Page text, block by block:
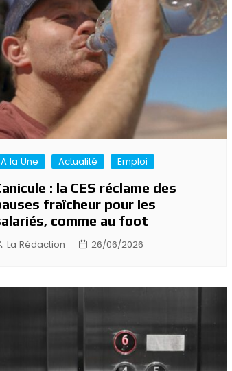
A la Une Actualité Emploi
: la CES réclame des
fraîcheur pour les
comme au foot
La Rédaction 26/06/2026